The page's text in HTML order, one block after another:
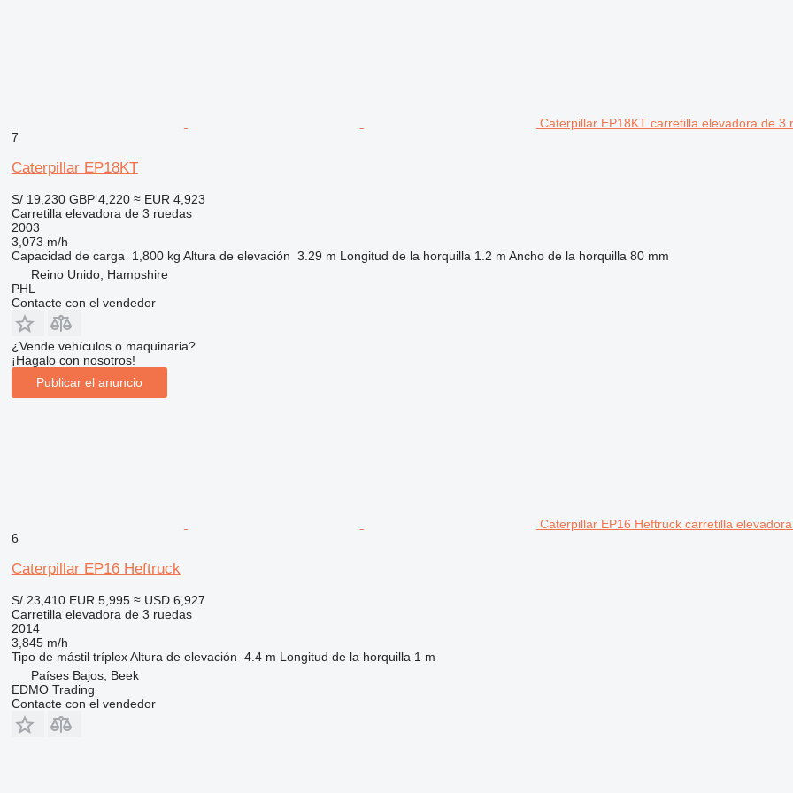
Caterpillar EP18KT carretilla elevadora de 3
7
Caterpillar EP18KT
S/ 19,230 GBP 4,220 ≈ EUR 4,923
Carretilla elevadora de 3 ruedas
2003
3,073 m/h
Capacidad de carga
1,800 kg Altura de elevación 3.29 m Longitud de la horquilla 1.2 m Ancho de la horquilla 80 mm
Reino Unido, Hampshire
PHL
Contacte con el vendedor
¿Vende vehículos o maquinaria?
¡Hagalo con nosotros!
Publicar el anuncio
Caterpillar EP16 Heftruck carretilla
6
Caterpillar EP16 Heftruck
S/ 23,410 EUR 5,995 ≈ USD 6,927
Carretilla elevadora de 3 ruedas
2014
3,845 m/h
Tipo de mástil tríplex Altura de elevación 4.4 m Longitud de la horquilla 1 m
Países Bajos, Beek
EDMO Trading
Contacte con el vendedor